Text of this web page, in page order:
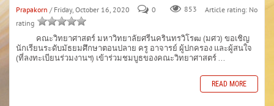
Prapakorn / Friday, October 16, 2020 0 853
Article rating: No
rating
คณะวิทยาศาสตร์ มหาวิทยาลัยศรีนครินทรวิโรฒ (มศว) ขอเชิญ
นักเรียนระดับมัธยมศึกษาตอนปลาย ครู อาจารย์ ผู้ปกครอง และผู้สนใจ
(ที่ลงทะเบียนร่วมงานฯ) เข้าร่วมชมบูธของคณะวิทยาศาสตร์ ...
READ MORE